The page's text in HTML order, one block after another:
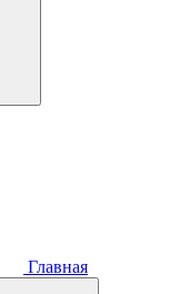
Главная